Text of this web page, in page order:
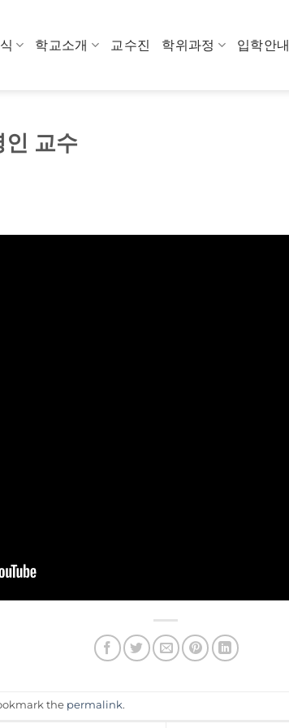
학교소개 교수진 학위과정 입학안내
인 교수
the permalink.